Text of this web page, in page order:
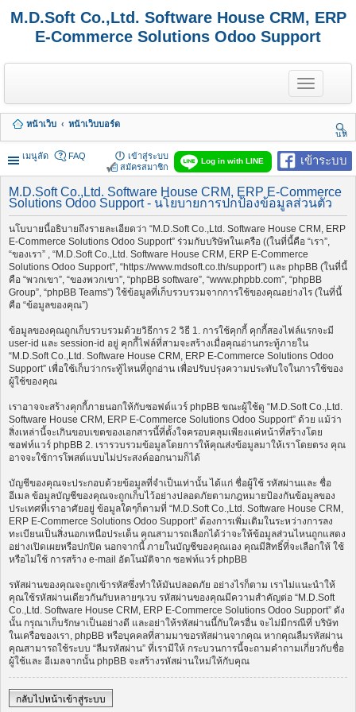
M.D.Soft Co.,Ltd. Software House CRM, ERP
E-Commerce Solutions Odoo Support
T
o
g
e
n
a
v
i
g
a
t
o
n
หน้าเว็บ
หน้าเว็บบอร์ด
นห
า
เมนูลัด
เข้าระบบ
Log in with LINE
FAQ
เข้าสู่ระบบ
สมัครสมาชิก
M.D.Soft Co.,Ltd. Software House CRM, ERP E-Commerce
Solutions Odoo Support - นโยบายการปกป้องข้อมูลส่วนตัว
นโบบายนี้อธิบายถึงรายละเอียดว่า “M.D.Soft Co.,Ltd. Software House CRM, ERP
E-Commerce Solutions Odoo Support” ร่วมกับบริษัทในเครือ ((ในที่นี้คือ “เรา”,
“ของเรา” , “M.D.Soft Co.,Ltd. Software House CRM, ERP E-Commerce
Solutions Odoo Support”, “https://www.mdsoft.co.th/support”) และ phpBB (ในที่นี้
คือ “พวกเขา”, “ของพวกเขา”, “phpBB software”, “www.phpbb.com”, “phpBB
Group”, “phpBB Teams”) ใช้ข้อมูลที่เก็บรวบรวมจากการใช้ของคุณอย่างไร (ในที่นี้
คือ “ข้อมูลของคุณ”)
ข้อมูลของคุณถูกเก็บรวบรวมด้วยวิธีการ 2 วิธี 1. การใช้คุกกี้ คุกกี้สองไฟล์แรกจะมี
user-id และ session-id อยู่ คุกกี้ไฟล์ที่สามจะสร้างเมื่อคุณอ่านกระทู้ภายใน
“M.D.Soft Co.,Ltd. Software House CRM, ERP E-Commerce Solutions Odoo
Support” เพื่อใช้เก็บว่ากระทู้ไหนที่ถูกอ่าน เพื่อปรับปรุงความประทับใจในการใช้ของ
ผู้ใช้ของคุณ
เราอาจจะสร้างคุกกี้ภายนอกให้กับซอฟต์แวร์ phpBB ขณะผู้ใช้ดู “M.D.Soft Co.,Ltd.
Software House CRM, ERP E-Commerce Solutions Odoo Support” ด้วย แม้ว่า
สิ่งเหล่านี้จะเกินขอบเขตของเอกสารนี้ที่ตั้งใจครอบคลุมเพียงแค่หน้าที่สร้างโดย
ซอฟท์แวร์ phpBB 2. เรารวบรวมข้อมูลโดยการให้คุณส่งข้อมูลมาให้เราโดยตรง คุณ
อาจจะใช้การโพสต์แบบไม่ประสงค์ออกนามก็ได้
บัญชีของคุณจะประกอบด้วยข้อมูลที่จำเป็นเท่านั้น ได้แก่ ชื่อผู้ใช้ รหัสผ่านและ ชื่อ
อีเมล ข้อมูลบัญชีของคุณจะถูกเก็บไว้อย่างปลอดภัยตามกฎหมายป้องกันข้อมูลของ
ประเทศที่เราอาศัยอยู่ ข้อมูลใดๆก็ตามที่ “M.D.Soft Co.,Ltd. Software House CRM,
ERP E-Commerce Solutions Odoo Support” ต้องการเพิ่มเติมในระหว่างการลง
ทะเบียนเป็นสิ่งนอกเหนือประเด็น คุณสามารถเลือกได้ว่าจะให้ข้อมูลส่วนไหนถูกแสดง
อย่างเปิดเผยหรือปกปิด นอกจากนี้ ภายในบัญชีของคุณเอง คุณมีสิทธิ์ที่จะเลือกให้ ใช้
หรือไม่ใช้ การสร้าง e-mail อัตโนมัติจาก ซอฟท์แวร์ phpBB
รหัสผ่านของคุณจะถูกเข้ารหัสซึ่งทำให้มันปลอดภัย อย่างไรก็ตาม เราไม่แนะนำให้
คุณใช้รหัสผ่านเดียวกันกับหลายๆเวบ รหัสผ่านของคุณมีความสำคัญต่อ “M.D.Soft
Co.,Ltd. Software House CRM, ERP E-Commerce Solutions Odoo Support” ดัง
นั้น กรุณาเก็บรักษาเป็นอย่างดี และอย่าให้รหัสผ่านนี้กับใครอื่น จะไม่มีกรณีที่ บริษัท
ในเครือของเรา, phpBB หรือบุคคลที่สามมาขอรหัสผ่านจากคุณ หากคุณลืมรหัสผ่าน
คุณสามารถใช้ระบบ “ลืมรหัสผ่าน” ที่เรามีให้ กระบวนการนี้จะถามคำถามเกี่ยวกับชื่อ
ผู้ใช้และ อีเมลจากนั้น phpBB จะสร้างรหัสผ่านใหม่ให้กับคุณ
กลับไปหน้าเข้าสู่ระบบ